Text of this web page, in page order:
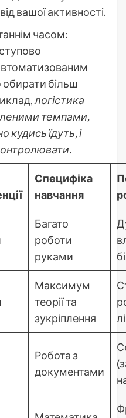
вашої активності.
часом:
більш
логістика
темпами,
кудись їдуть, і
Специфіка
навчання
Багато
роботи
руками
Максимум
теорії та
зукріплення
Робота з
документами